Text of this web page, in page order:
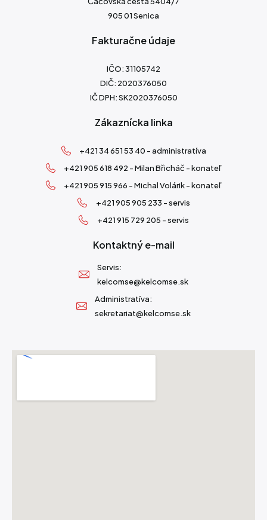
905 01 Senica
Fakturačne údaje
IČO: 31105742
DIČ: 2020376050
IČ DPH: SK2020376050
Zákaznícka linka
+421 34 651 53 40 - administratíva
+421 905 618 492 - Milan Břicháč - konateľ
+421 905 915 966 - Michal Volárik - konateľ
+421 905 905 233 - servis
+421 915 729 205 - servis
Kontaktný e-mail
Servis:
kelcomse@kelcomse.sk
Administratíva:
sekretariat@kelcomse.sk